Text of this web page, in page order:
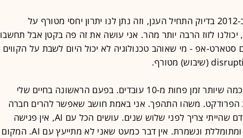
"כשהקמנו חברה ב-2012 בדיוק התחיל הענן, וזה נתן לנו יתרון יחסי מטורף על
יכולנו לזוז הרבה יותר מהר. אני עושה את זה פה בקטן אבל תחשבו
סטארט-אפ - מי שאוהב טכנולוגיה לא יכול היום לשבת על הקווים
אני רוצה להישאר כמה שיותר זמן פחות מ-10 עובדים. בפעם הראשונה בחיים שלי
הפרודקט. משהו התהפך. אני באמת חושב שאפשר להרים חברה
עם 20% מכוח האדם שהייתי צריך לפני שלוש שנים. עושים הכל עם AI, אין פגישה
שלי שלא מוקלטת ומתומללת ונשמרת. אין דבר כמעט שאני לא מתייעץ עם AI. המקום